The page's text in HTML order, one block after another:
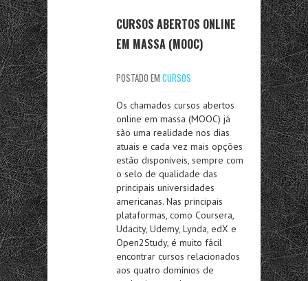
CURSOS ABERTOS ONLINE
EM MASSA (MOOC)
POSTADO EM CURSOS
Os chamados cursos abertos
online em massa (MOOC) já
são uma realidade nos dias
atuais e cada vez mais opções
estão disponíveis, sempre com
o selo de qualidade das
principais universidades
americanas. Nas principais
plataformas, como Coursera,
Udacity, Udemy, Lynda, edX e
Open2Study, é muito fácil
encontrar cursos relacionados
aos quatro domínios de